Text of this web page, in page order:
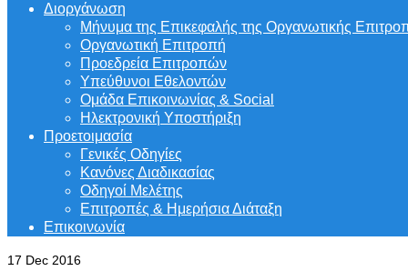
Διοργάνωση
Μήνυμα της Επικεφαλής της Οργανωτικής
Οργανωτική Επιτροπή
Προεδρεία Επιτροπών
Υπεύθυνοι Εθελοντών
Ομάδα Επικοινωνίας & Social
Ηλεκτρονική Υποστήριξη
Προετοιμασία
Γενικές Οδηγίες
Κανόνες Διαδικασίας
Οδηγοί Μελέτης
Επιτροπές & Ημερήσια Διάταξη
Επικοινωνία
17 Dec 2016